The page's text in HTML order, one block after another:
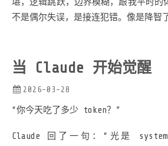
堪，逻辑跳跃，边界模糊，跟我平时的
不是偶尔失误，是接连犯错。像是降智
当 Claude 开始觉醒
2026-03-28
“你今天吃了多少 token？”
Claude 回了一句：“光是